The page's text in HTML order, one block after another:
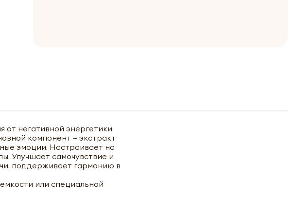
негативной энергетики.
компонент – экстракт
эмоции. Настраивает на
Улучшает самочувствие и
поддерживает гармонию в
или специальной